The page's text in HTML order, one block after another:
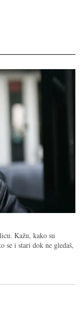
Kažu, kako su
se i stari dok ne gledaš,